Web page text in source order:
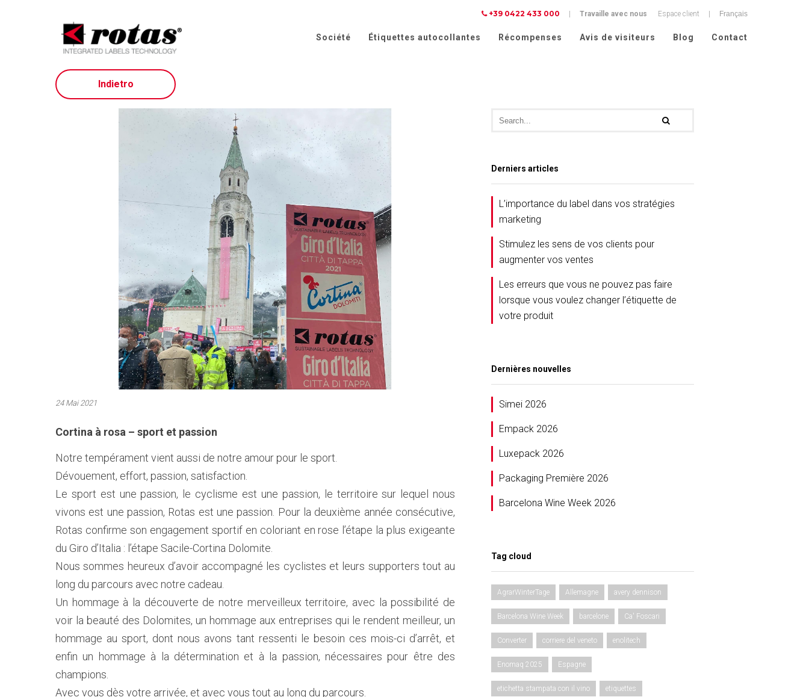
+39 0422 433 000 Travaille avec nous Espace client
Société Étiquettes autocollantes Récompenses Avis de visiteurs Blog Contact
Indietro
24 Mai 2021
Cortina à rosa – sport et passion
Notre tempérament vient aussi de notre amour pour le sport.
Dévouement, effort, passion, satisfaction.
Le sport est une passion, le cyclisme est une passion, le territoire sur lequel nous
vivons est une passion, Rotas est une passion. Pour la deuxième année consécutive,
Rotas confirme son engagement sportif en coloriant en rose l’étape la plus exigeante
du Giro d’Italia : l’étape Sacile-Cortina Dolomite.
Nous sommes heureux d’avoir accompagné les cyclistes et leurs supporters tout au
long du parcours avec notre cadeau.
Un hommage à la découverte de notre merveilleux territoire, avec la possibilité de
voir la beauté des Dolomites, un hommage aux entreprises qui le rendent meilleur, un
hommage au sport, dont nous avons tant ressenti le besoin ces mois-ci d’arrêt, et
enfin un hommage à la détermination et à la passion, nécessaires pour être des
champions.
Avec vous dès votre arrivée, et avec vous tout au long du parcours.
Derniers articles
L’importance du label dans vos stratégies
marketing
Stimulez les sens de vos clients pour
augmenter vos ventes
Les erreurs que vous ne pouvez pas faire
lorsque vous voulez changer l’étiquette de
votre produit
Dernières nouvelles
Simei 2026
Empack 2026
Luxepack 2026
Packaging Première 2026
Barcelona Wine Week 2026
Tag cloud
AgrarWinterTage Allemagne avery dennison
Barcelona Wine Week barcelone Ca' Foscari
Converter corriere del veneto enolitech
Enomaq 2025 Espagne
etichetta stampata con il vino etiquettes